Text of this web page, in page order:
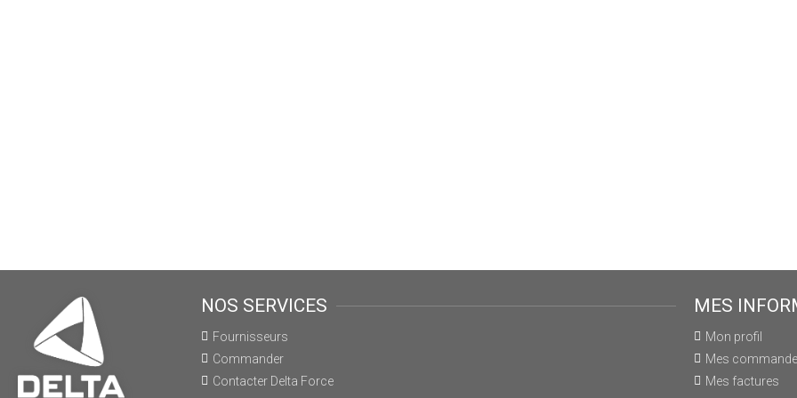
NOS SERVICES
Fournisseurs
Commander
Contacter Delta Force
MES
Mon profil
Mes
Mes factures